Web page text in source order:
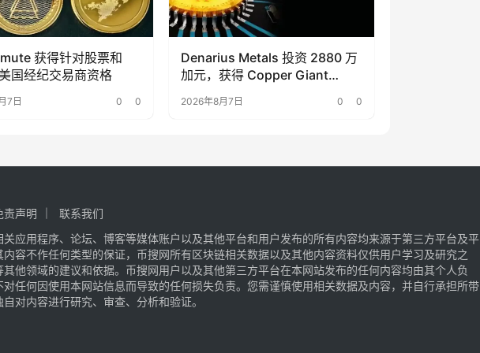
获得针对股票和
国经纪交易商资格
7日 0 0
Denarius Metals 投资 2880 万
加元，获得 Copper Giant
Resources 15.6% 的股份
2026年8月7日 0 0
责声明
联系我们
应用程序、论坛、博客等媒体账户以及其他平台和用户发布的所有内容均来源于第三方平台及平
容不作任何类型的保证，币搜网所有区块链相关数据以及其他内容资料仅供用户学习及研究之
他领域的建议和依据。币搜网用户以及其他第三方平台在本网站发布的任何内容均由其个人负
任何因使用本网站信息而导致的任何损失负责。您需谨慎使用相关数据及内容，并自行承担所带
对内容进行研究、审查、分析和验证。